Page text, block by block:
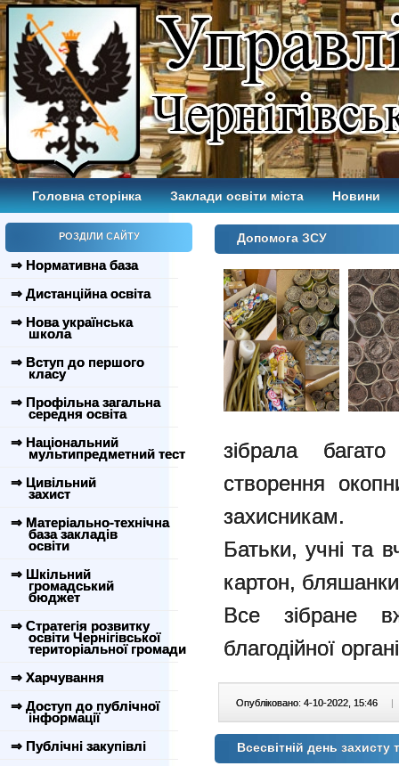
Головна сторінка Заклади освіти міста Новини
РОЗДІЛИ САЙТУ
⇒ Нормативна база
⇒ Дистанційна освіта
⇒ Нова українська
школа
⇒ Вступ до першого
класу
⇒ Профільна загальна
середня освіта
⇒ Національний
мультипредметний тест
⇒ Цивільний
захист
⇒ Матеріально-технічна
база закладів
освіти
⇒ Шкільний
громадський
бюджет
⇒ Стратегія розвитку
освіти Чернігівської
територіальної громади
⇒ Харчування
⇒ Доступ до публічної
інформації
⇒ Публічні закупівлі
Допомога ЗСУ
зібрала
створення
захисникам.
Батьки, учні та
картон,
Все зібране
благодійної
Опубліковано: 4-10-2022, 15:46 |
Всесвітній день захисту